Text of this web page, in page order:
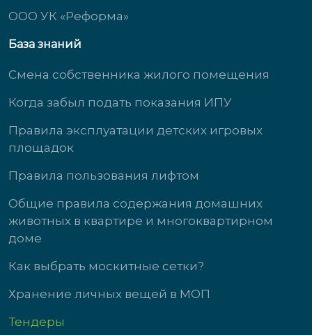
ООО УК «Реформа»
База знаний
Смена собственника жилого помещения
Когда забыл подать показания ИПУ
Правила эксплуатации детских игровых
площадок
Правила пользования лифтом
Общие правила содержания домашних
животных в квартире и многоквартирном
доме
Как выбрать москитные сетки?
Хранение личных вещей в МОП
Тендеры